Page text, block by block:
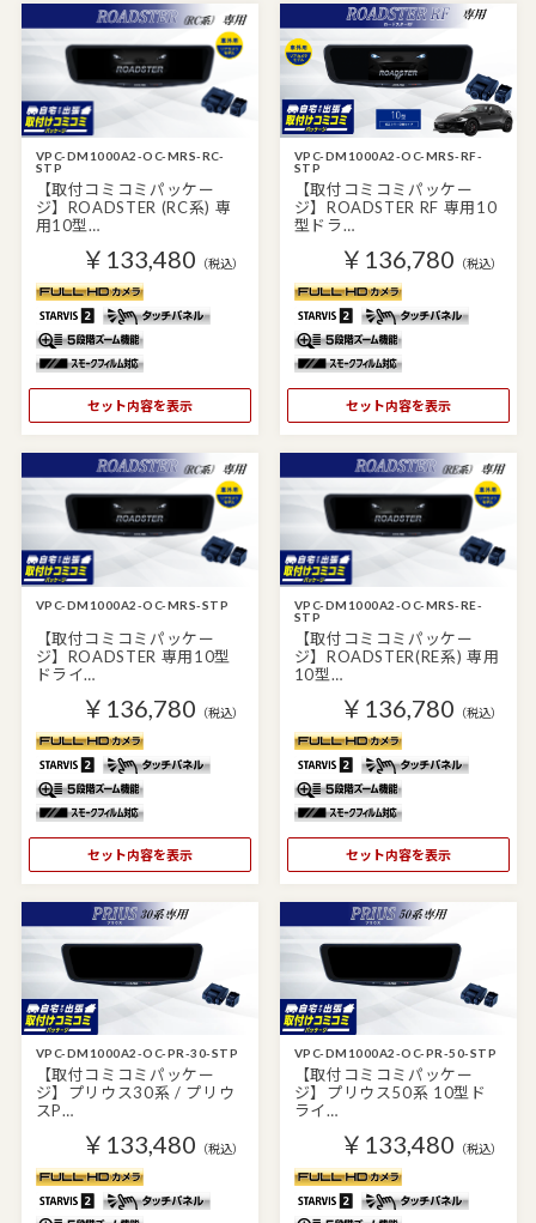
VPC-DM1000A2-OC-MRS-RC-
STP
【取付コミコミパッケー
ジ】ROADSTER (RC系) 専
用10型…
￥133,480 （税込）
セット内容を表示
VPC-DM1000A2-OC-MRS-RF-
STP
【取付コミコミパッケー
ジ】ROADSTER RF 専用10
型ドラ…
￥136,780 （税込）
セット内容を表示
VPC-DM1000A2-OC-MRS-STP
【取付コミコミパッケー
ジ】ROADSTER 専用10型
ドライ…
￥136,780 （税込）
セット内容を表示
VPC-DM1000A2-OC-MRS-RE-
STP
【取付コミコミパッケー
ジ】ROADSTER(RE系) 専用
10型…
￥136,780 （税込）
セット内容を表示
VPC-DM1000A2-OC-PR-30-STP
【取付コミコミパッケー
ジ】プリウス30系 / プリウ
スP…
￥133,480 （税込）
VPC-DM1000A2-OC-PR-50-STP
【取付コミコミパッケー
ジ】プリウス50系 10型ド
ライ…
￥133,480 （税込）